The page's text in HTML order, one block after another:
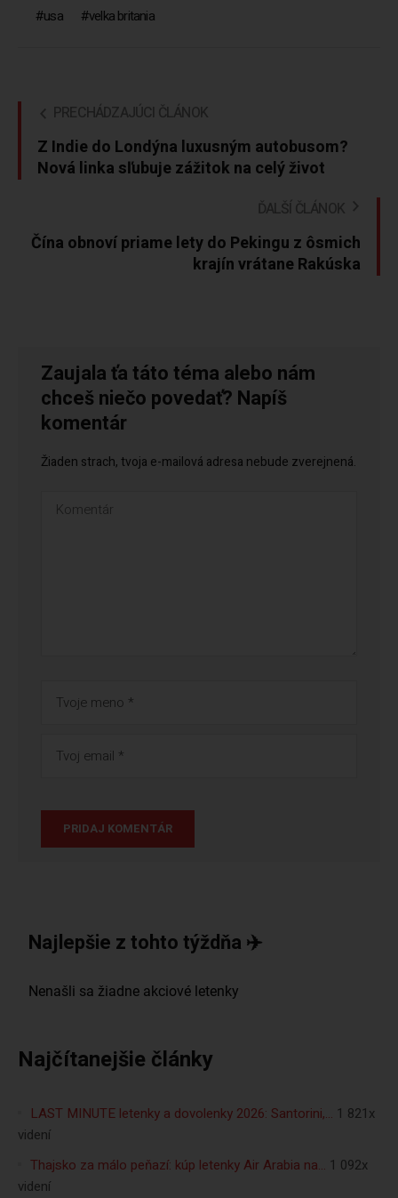
usa velka britania
PRECHÁDZAJÚCI ČLÁNOK
Z Indie do Londýna luxusným autobusom?
Nová linka sľubuje zážitok na celý život
ĎALŠÍ ČLÁNOK
Čína obnoví priame lety do Pekingu z ôsmich
krajín vrátane Rakúska
Zaujala ťa táto téma alebo nám
chceš niečo povedať? Napíš
komentár
Žiaden strach, tvoja e-mailová adresa nebude zverejnená.
Najlepšie z tohto týždňa ✈️
Najčítanejšie články
LAST MINUTE letenky a dovolenky 2026: Santorini,… 1 821x
videní
Thajsko za málo peňazí: kúp letenky Air Arabia na… 1 092x
videní